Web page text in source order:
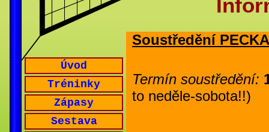
Soustředění
Termín soustředění:
to neděle-sobota!!)
Úvod
Tréninky
Zápasy
Sestava